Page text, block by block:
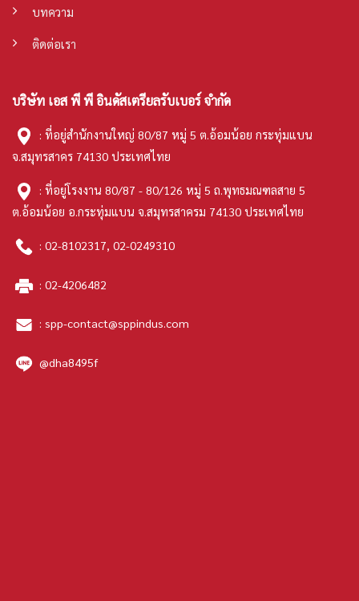
บทความ
ติดต่อเรา
บริษัท เอส พี พี อินดัสเตรียลรับเบอร์ จำกัด
: ที่อยู่สำนักงานใหญ่ 80/87 หมู่ 5 ต.อ้อมน้อย กระทุ่มแบน
จ.สมุทรสาคร 74130 ประเทศไทย
: ที่อยู่โรงงาน 80/87 - 80/126 หมู่ 5 ถ.พุทธมณฑลสาย 5
ต.อ้อมน้อย อ.กระทุ่มแบน จ.สมุทรสาครม 74130 ประเทศไทย
: 02-8102317 02-0249310
: 02-4206482
: spp-contact@sppindus.com
@dha8495f